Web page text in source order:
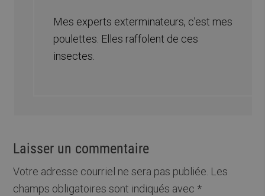
Mes experts exterminateurs, c’est mes
poulettes. Elles raffolent de ces
insectes.
Laisser un commentaire
Votre adresse courriel ne sera pas publiée. Les
champs obligatoires sont indiqués avec *